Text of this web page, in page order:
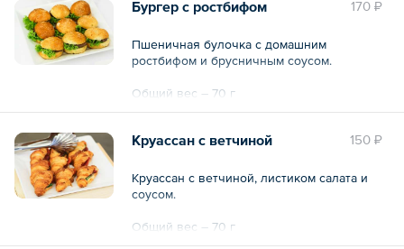
170 ₽
Бургер с ростбифом
Пшеничная булочка с домашним
ростбифом и брусничным соусом.
Общий вес – 70 г
150 ₽
Круассан с ветчиной
Круассан с ветчиной, листиком салата и
соусом.
Общий вес – 70 г